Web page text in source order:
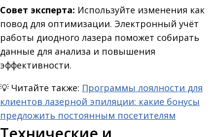
Совет эксперта: Используйте изменения как
повод для оптимизации. Электронный учёт
работы диодного лазера поможет собирать
данные для анализа и повышения
эффективности.
💡 Читайте также: Программы лоялности для
клиентов лазерной эпиляции: какие бонусы
предложить постоянным посетителям